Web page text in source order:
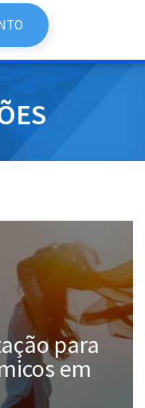
para
em